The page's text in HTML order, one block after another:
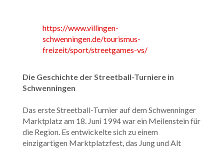
https://www.villingen-
schwenningen.de/tourismus-
freizeit/sport/streetgames-vs/
Die Geschichte der Streetball-Turniere in
Schwenningen
Das erste Streetball-Turnier auf dem Schwenninger
Marktplatz am 18. Juni 1994 war ein Meilenstein für
die Region. Es entwickelte sich zu einem
einzigartigen Marktplatzfest, das Jung und Alt